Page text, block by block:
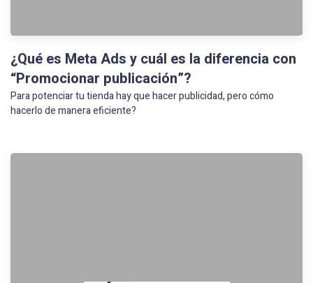
¿Qué es Meta Ads y cuál es la diferencia con
“Promocionar publicación”?
Para potenciar tu tienda hay que hacer publicidad, pero cómo
hacerlo de manera eficiente?